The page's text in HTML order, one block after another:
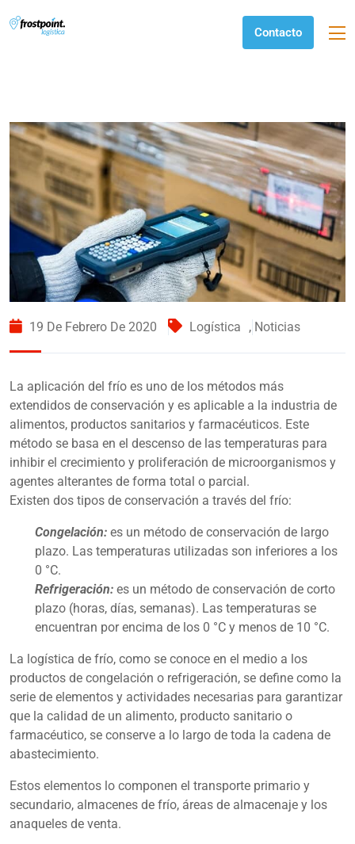
Contacto
19 De Febrero De 2020 Logística , Noticias
La aplicación del frío es uno de los métodos más
extendidos de conservación y es aplicable a la industria de
alimentos, productos sanitarios y farmacéuticos. Este
método se basa en el descenso de las temperaturas para
inhibir el crecimiento y proliferación de microorganismos y
agentes alterantes de forma total o parcial.
Existen dos tipos de conservación a través del frío:
Congelación: es un método de conservación de largo
plazo. Las temperaturas utilizadas son inferiores a los
0 °C.
Refrigeración: es un método de conservación de corto
plazo (horas, días, semanas). Las temperaturas se
encuentran por encima de los 0 °C y menos de 10 °C.
La logística de frío, como se conoce en el medio a los
productos de congelación o refrigeración, se define como la
serie de elementos y actividades necesarias para garantizar
que la calidad de un alimento, producto sanitario o
farmacéutico, se conserve a lo largo de toda la cadena de
abastecimiento.
Estos elementos lo componen el transporte primario y
secundario, almacenes de frío, áreas de almacenaje y los
anaqueles de venta.